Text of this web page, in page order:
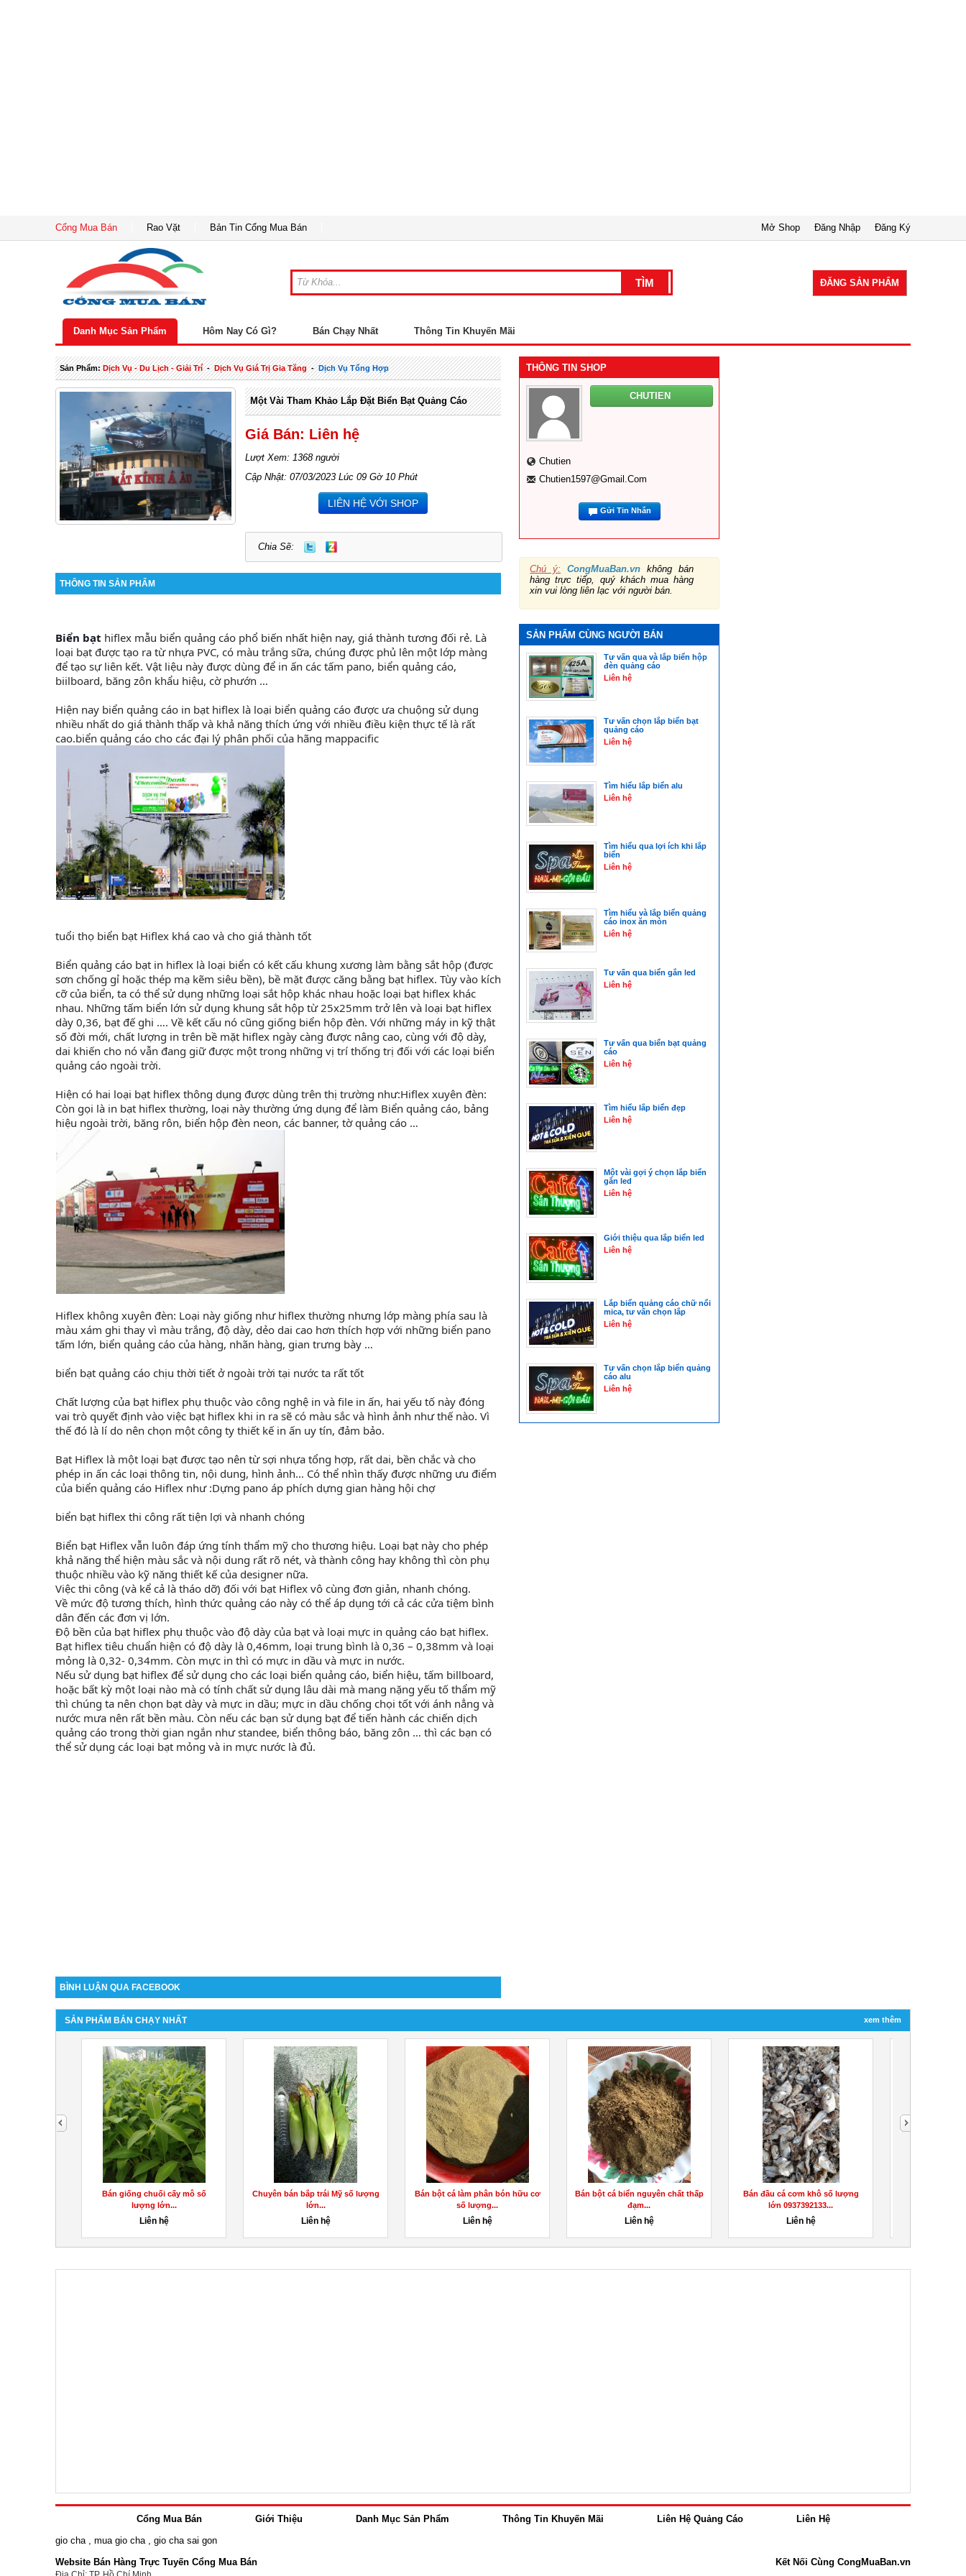
Cổng Mua Bán Rao Vặt Bản Tin Cổng Mua Bán Đăng Ký
Đăng Nhập
Mở Shop
ĐĂNG SẢN PHẨM
Danh Mục Sản Phẩm Hôm Nay Có Gì? Bán Chạy Nhất Thông Tin Khuyến Mãi
Sản Phẩm:Dịch Vụ - Du Lịch - Giải Trí-Dịch Vụ Giá Trị Gia Tăng-Dịch Vụ Tổng Hợp
Một Vài Tham Khảo Lắp Đặt Biển Bạt Quảng Cáo
Giá Bán: Liên hệ
Lượt Xem: 1368 người
Cập Nhật: 07/03/2023 Lúc 09 Gờ 10 Phút
LIÊN HỆ VỚI SHOP
Chia Sẽ:
THÔNG TIN SẢN PHẨM
Biển bạt hiflex mẫu biển quảng cáo phổ biến nhất hiện nay, giá thành tương đối rẻ. Là
loại bạt được tạo ra từ nhựa PVC, có màu trắng sữa, chúng được phủ lên một lớp màng
để tạo sự liên kết. Vật liệu này được dùng để in ấn các tấm pano, biển quảng cáo,
biilboard, băng zôn khẩu hiệu, cờ phướn …
Hiện nay biển quảng cáo in bạt hiflex là loại biển quảng cáo được ưa chuộng sử dụng
nhiều nhất do giá thành thấp và khả năng thích ứng với nhiều điều kiện thực tế là rất
cao.biển quảng cáo cho các đại lý phân phối của hãng mappacific
tuổi thọ biển bạt Hiflex khá cao và cho giá thành tốt
Biển quảng cáo bạt in hiflex là loại biển có kết cấu khung xương làm bằng sắt hộp (được
sơn chống gỉ hoặc thép mạ kẽm siêu bền), bề mặt được căng bằng bạt hiflex. Tùy vào kích
cỡ của biển, ta có thể sử dụng những loại sắt hộp khác nhau hoặc loại bạt hiflex khác
nhau. Những tấm biển lớn sử dụng khung sắt hộp từ 25x25mm trở lên và loại bạt hiflex
dày 0,36, bạt đế ghi …. Về kết cấu nó cũng giống biển hộp đèn. Với những máy in kỹ thật
số đời mới, chất lượng in trên bề mặt hiflex ngày càng được nâng cao, cùng với độ dày,
dai khiến cho nó vẫn đang giữ được một trong những vị trí thống trị đối với các loại biển
quảng cáo ngoài trời.
Hiện có hai loại bạt hiflex thông dụng được dùng trên thị trường như:Hiflex xuyên đèn:
Còn gọi là in bạt hiflex thường, loại này thường ứng dụng để làm Biển quảng cáo, bảng
hiệu ngoài trời, băng rôn, biển hộp đèn neon, các banner, tờ quảng cáo …
Hiflex không xuyên đèn: Loại này giống như hiflex thường nhưng lớp màng phía sau là
màu xám ghi thay vì màu trắng, độ dày, dẻo dai cao hơn thích hợp với những biển pano
tấm lớn, biển quảng cáo của hàng, nhãn hàng, gian trưng bày …
biển bạt quảng cáo chịu thời tiết ở ngoài trời tại nước ta rất tốt
Chất lượng của bạt hiflex phụ thuộc vào công nghệ in và file in ấn, hai yếu tố này đóng
vai trò quyết định vào việc bạt hiflex khi in ra sẽ có màu sắc và hình ảnh như thế nào. Vì
thế đó là lí do nên chọn một công ty thiết kế in ấn uy tín, đảm bảo.
Bạt Hiflex là một loại bạt được tạo nên từ sợi nhựa tổng hợp, rất dai, bền chắc và cho
phép in ấn các loại thông tin, nội dung, hình ảnh… Có thể nhìn thấy được những ưu điểm
của biển quảng cáo Hiflex như :Dựng pano áp phích dựng gian hàng hội chợ
biển bạt hiflex thi công rất tiện lợi và nhanh chóng
Biển bạt Hiflex vẫn luôn đáp ứng tính thẩm mỹ cho thương hiệu. Loại bạt này cho phép
khả năng thể hiện màu sắc và nội dung rất rõ nét, và thành công hay không thì còn phụ
thuộc nhiều vào kỹ năng thiết kế của designer nữa.
Việc thi công (và kể cả là tháo dỡ) đối với bạt Hiflex vô cùng đơn giản, nhanh chóng.
Về mức độ tương thích, hình thức quảng cáo này có thể áp dụng tới cả các cửa tiệm bình
dân đến các đơn vị lớn.
Độ bền của bạt hiflex phụ thuộc vào độ dày của bạt và loại mực in quảng cáo bạt hiflex.
Bạt hiflex tiêu chuẩn hiện có độ dày là 0,46mm, loại trung bình là 0,36 – 0,38mm và loại
mỏng là 0,32- 0,34mm. Còn mực in thì có mực in dầu và mực in nước.
Nếu sử dụng bạt hiflex để sử dụng cho các loại biển quảng cáo, biển hiệu, tấm billboard,
hoặc bất kỳ một loại nào mà có tính chất sử dụng lâu dài mà mang nặng yếu tố thẩm mỹ
thì chúng ta nên chọn bạt dày và mực in dầu; mực in dầu chống chọi tốt với ánh nẳng và
nước mưa nên rất bền màu. Còn nếu các bạn sử dụng bạt để tiến hành các chiến dịch
quảng cáo trong thời gian ngắn như standee, biển thông báo, băng zôn … thì các bạn có
thể sử dụng các loại bạt mỏng và in mực nước là đủ.
BÌNH LUẬN QUA FACEBOOK
THÔNG TIN SHOP
CHUTIEN
Chutien
Chutien1597@gmail.com
Gửi Tin Nhắn
Chú ý: CongMuaBan.vn không bán
hàng trực tiếp, quý khách mua hàng
xin vui lòng liên lạc với người bán.
SẢN PHẨM CÙNG NGƯỜI BÁN
Tư vấn qua và lắp biển hộp
đèn quảng cáo
Liên hệ
Tư vấn chọn lắp biển bạt
quảng cáo
Liên hệ
Tìm hiểu lắp biển alu
Liên hệ
Tìm hiểu qua lợi ích khi lắp
biển
Liên hệ
Tìm hiểu và lắp biển quảng
cáo inox ăn mòn
Liên hệ
Tư vấn qua biển gắn led
Liên hệ
Tư vấn qua biển bạt quảng
cáo
Liên hệ
Tìm hiểu lắp biển đẹp
Liên hệ
Một vài gợi ý chọn lắp biển
gắn led
Liên hệ
Giới thiệu qua lắp biển led
Liên hệ
Lắp biển quảng cáo chữ nổi
mica, tư vấn chọn lắp
Liên hệ
Tư vấn chọn lắp biển quảng
cáo alu
Liên hệ
SẢN PHẨM BÁN CHẠY NHẤT xem thêm
Bán giống chuối cấy mô số
lượng lớn...
Liên hệ
Chuyên bán bắp trái Mỹ số lượng
lớn...
Liên hệ
Bán bột cá làm phân bón hữu cơ
số lượng...
Liên hệ
Bán bột cá biển nguyên chất thấp
đạm...
Liên hệ
Bán đầu cá cơm khô số lượng
lớn 0937392133...
Liên hệ
next
Cổng Mua Bán Giới Thiệu Danh Mục Sản Phẩm Thông Tin Khuyến Mãi Liên Hệ Quảng Cáo
Liên Hệ
gio cha
mua gio cha
gio cha sai gon
Website Bán Hàng Trực Tuyến Cổng Mua Bán
Kết Nối Cùng CongMuaBan.vn